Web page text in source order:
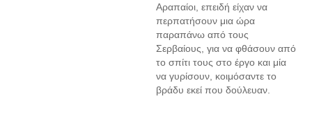
Αραπαίοι, επειδή είχαν να
περπατήσουν μια ώρα
παραπάνω από τους
Σερβαίους, για να φθάσουν από
το σπίτι τους στο έργο και μία
να γυρίσουν, κοιμόσαντε το
βράδυ εκεί που δούλευαν.